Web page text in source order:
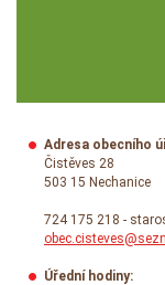
Adresa obecního
Čistěves 28
503 15 Nechanice
724 175 218 -
Úřední hodiny: